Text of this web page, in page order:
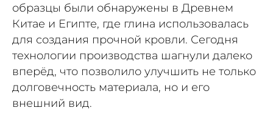
образцы были обнаружены в Древнем
Китае и Египте, где глина использовалась
для создания прочной кровли. Сегодня
технологии производства шагнули далеко
вперёд, что позволило улучшить не только
долговечность материала, но и его
внешний вид.